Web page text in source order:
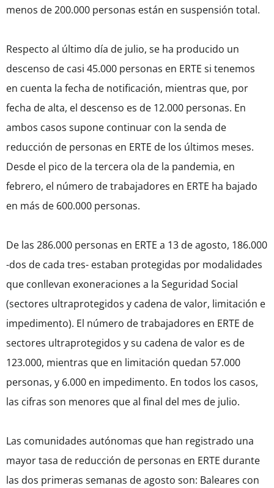
menos de 200.000 personas están en suspensión total.
Respecto al último día de julio, se ha producido un
descenso de casi 45.000 personas en ERTE si tenemos
en cuenta la fecha de notificación, mientras que, por
fecha de alta, el descenso es de 12.000 personas. En
ambos casos supone continuar con la senda de
reducción de personas en ERTE de los últimos meses.
Desde el pico de la tercera ola de la pandemia, en
febrero, el número de trabajadores en ERTE ha bajado
en más de 600.000 personas.
De las 286.000 personas en ERTE a 13 de agosto, 186.000
-dos de cada tres- estaban protegidas por modalidades
que conllevan exoneraciones a la Seguridad Social
(sectores ultraprotegidos y cadena de valor, limitación e
impedimento). El número de trabajadores en ERTE de
sectores ultraprotegidos y su cadena de valor es de
123.000, mientras que en limitación quedan 57.000
personas, y 6.000 en impedimento. En todos los casos,
las cifras son menores que al final del mes de julio.
Las comunidades autónomas que han registrado una
mayor tasa de reducción de personas en ERTE durante
las dos primeras semanas de agosto son: Baleares con